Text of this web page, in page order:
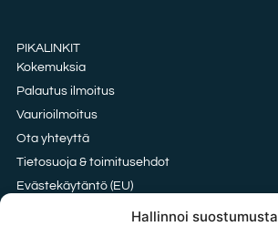
Hallinnoi suostumusta
PIKALINKIT
Kokemuksia
Palautus ilmoitus
Vaurioilmoitus
Ota yhteyttä
Tietosuoja & toimitusehdot
Evästekäytäntö (EU)
Oxford vai HDPE kangas?